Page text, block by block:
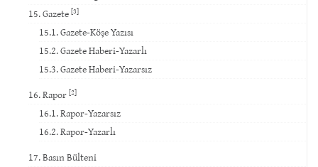
15. Gazete [3]
15.1. Gazete-Köşe Yazısı
15.2. Gazete Haberi-Yazarlı
15.3. Gazete Haberi-Yazarsız
16. Rapor [2]
16.1. Rapor-Yazarsız
16.2. Rapor-Yazarlı
17. Basın Bülteni